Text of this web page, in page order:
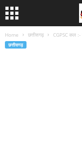
Home छत्तीसगढ़ CGPSC कल
छत्तीसगढ़